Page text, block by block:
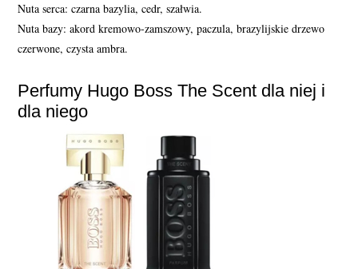
Nuta serca: czarna bazylia, cedr, szałwia.
Nuta bazy: akord kremowo-zamszowy, paczula, brazylijskie drzewo
czerwone, czysta ambra.
Perfumy Hugo Boss The Scent dla niej i
dla niego